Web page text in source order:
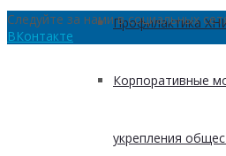
Профилактика
Корпоративные
укрепления
Следуйте за нами в социальных
ВКонтакте